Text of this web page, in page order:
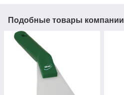
Подобные товары компании